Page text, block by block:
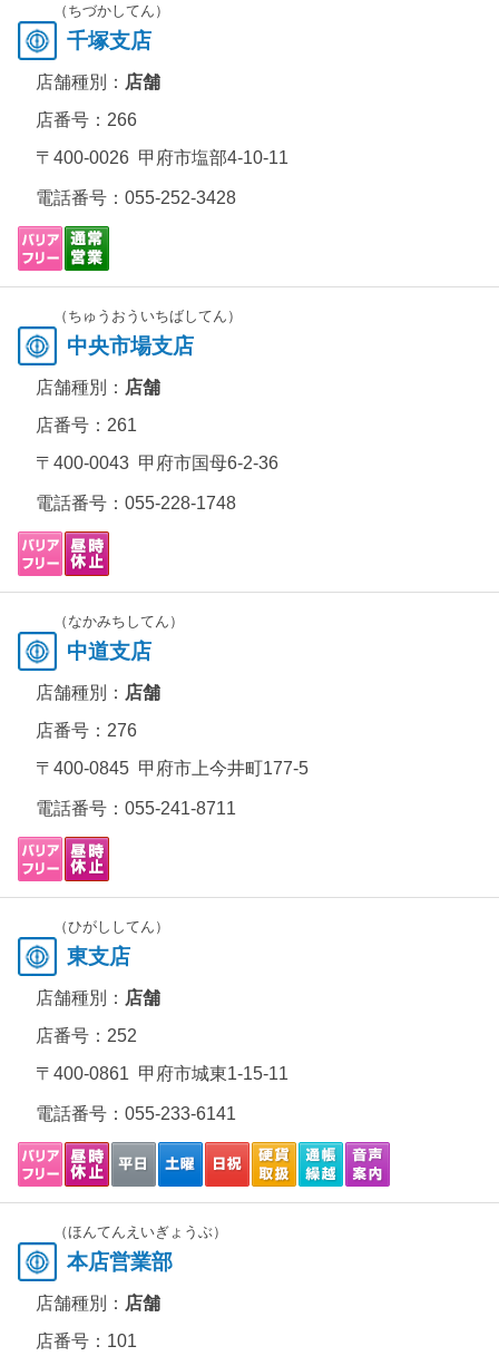
（ちづかしてん）
千塚支店
店舗種別： 店舗
店番号：266
〒400-0026 甲府市塩部4-10-11
電話番号： 055-252-3428
（ちゅうおういちばしてん）
中央市場支店
店舗種別： 店舗
店番号：261
〒400-0043 甲府市国母6-2-36
電話番号： 055-228-1748
（なかみちしてん）
中道支店
店舗種別： 店舗
店番号：276
〒400-0845 甲府市上今井町177-5
電話番号： 055-241-8711
（ひがししてん）
東支店
店舗種別： 店舗
店番号：252
〒400-0861 甲府市城東1-15-11
電話番号： 055-233-6141
（ほんてんえいぎょうぶ）
本店営業部
店舗種別： 店舗
店番号：101